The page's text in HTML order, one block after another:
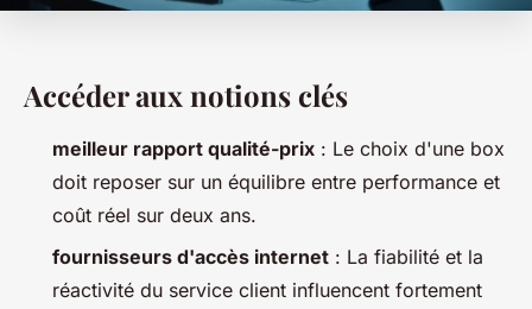
Accéder aux notions clés
meilleur rapport qualité-prix : Le choix d'une box
doit reposer sur un équilibre entre performance et
coût réel sur deux ans.
fournisseurs d'accès internet : La fiabilité et la
réactivité du service client influencent fortement